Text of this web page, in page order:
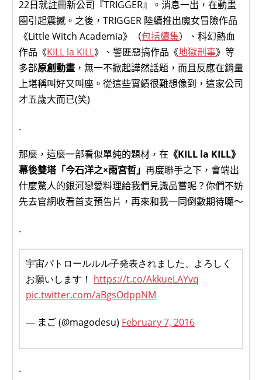
22日就註冊新公司『TRIGGER』。消息一出，在動畫
圈引起震撼。之後，TRIGGER 陸續推出魔女冒險作品
《Little Witch Academia》（包括續集）、科幻熱血
作品《KILL la KILL》、警匪惡搞作品《地獄刑事》等
多部原創動畫 ，無一不掀起譁然話題，而且反應在銷量
上堪稱叫好又叫座。從這些實績很難想像到，這家公司
才五歲大而已(笑)
.
那麼，這麼一部看似單純的題材，在 《KILL la KILL》
幕後雙塔「今石洋之×雨宮哲」 再度聯手之下，會端出
什麼驚人的銀河戀愛料理給我們見識品嘗呢？你們不妨
先去官網收看首支預告片，再來和我一同倒數期待囉～
.
宇宙パトロールルル子発表されました、よろしく
お願いします！ https://t.co/AkkueLAYvq
pic.twitter.com/aBgsOdppNM
— まご (@magodesu) February 7, 2016
.